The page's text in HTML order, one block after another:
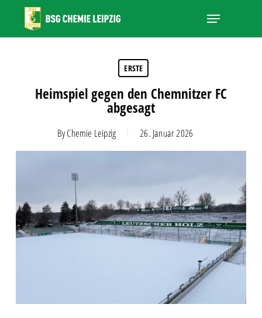
main
Menu
ERSTE
Heimspiel gegen den Chemnitzer FC
abgesagt
ByChemie Leipzig 26. Januar 2026
Close